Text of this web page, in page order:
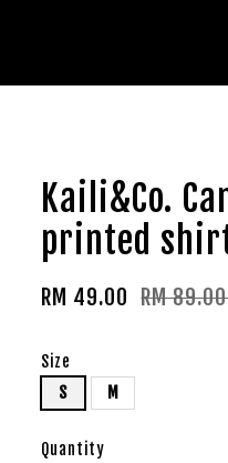
Kaili&Co.
printed
RM 49.00 RM
Size
S
M
Quantity